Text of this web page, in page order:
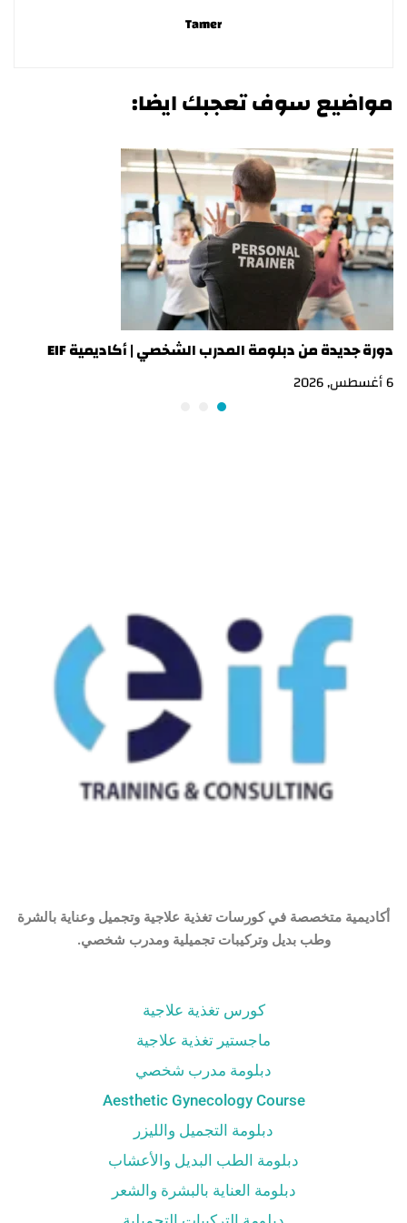
Tamer
مواضيع سوف تعجبك ايضا:
دورة جديدة من دبلومة المدرب الشخصي | أكاديمية EIF
6 أغسطس, 2026
أكاديمية متخصصة في كورسات تغذية علاجية وتجميل وعناية بالشرة
وطب بديل وتركيبات تجميلية ومدرب شخصي.
كورس تغذية علاجية
ماجستير تغذية علاجية
دبلومة مدرب شخصي
Aesthetic Gynecology Course
دبلومة التجميل والليزر
دبلومة الطب البديل والأعشاب
دبلومة العناية بالبشرة والشعر